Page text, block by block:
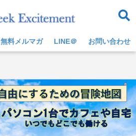
無料メルマガ LINE＠ お問い合わせ